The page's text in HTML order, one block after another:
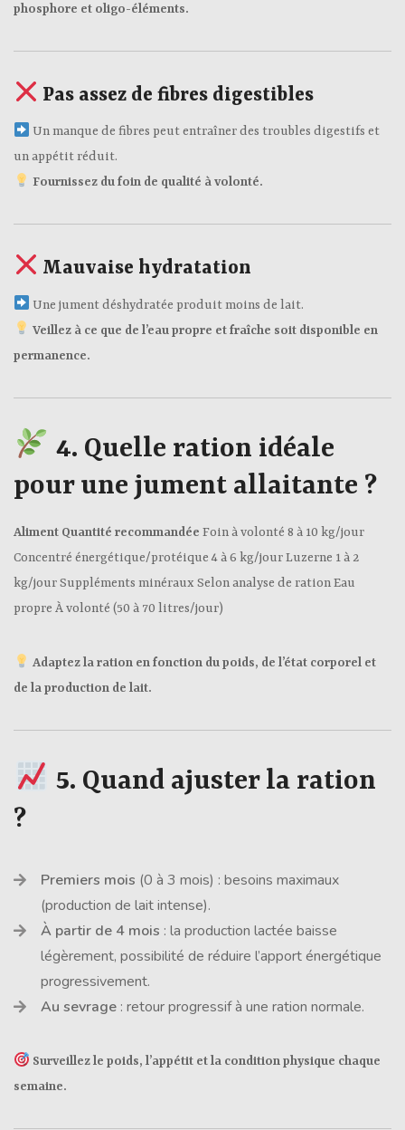
phosphore et oligo-éléments.
Pas assez de fibres digestibles
Un manque de fibres peut entraîner des troubles digestifs et
un appétit réduit.
Fournissez du foin de qualité à volonté.
Mauvaise hydratation
Une jument déshydratée produit moins de lait.
Veillez à ce que de l’eau propre et fraîche soit disponible en
permanence.
4. Quelle ration idéale
pour une jument allaitante ?
Aliment Quantité recommandée Foin à volonté 8 à 10 kg/jour
Concentré énergétique/protéique 4 à 6 kg/jour Luzerne 1 à 2
kg/jour Suppléments minéraux Selon analyse de ration Eau
propre À volonté (50 à 70 litres/jour)
Adaptez la ration en fonction du poids, de l’état corporel et
de la production de lait.
5. Quand ajuster la ration
?
Premiers mois (0 à 3 mois) : besoins maximaux
(production de lait intense).
À partir de 4 mois : la production lactée baisse
légèrement, possibilité de réduire l’apport énergétique
progressivement.
Au sevrage : retour progressif à une ration normale.
Surveillez le poids, l’appétit et la condition physique chaque
semaine.